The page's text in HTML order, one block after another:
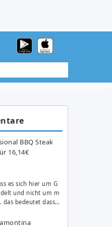
BBQ Steak
16,14€
es sich hier um G
und nicht um m
das bedeutet dass…